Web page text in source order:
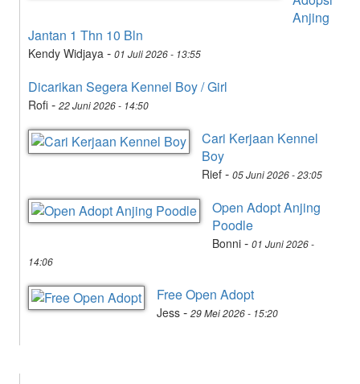
Anjing
Jantan 1 Thn 10 Bln
Kendy Widjaya - 01 Juli 2026 - 13:55
Dicarikan Segera Kennel Boy / Girl
Rofi - 22 Juni 2026 - 14:50
Cari Kerjaan Kennel
Boy
Rief - 05 Juni 2026 - 23:05
Open Adopt Anjing
Poodle
Bonni - 01 Juni 2026 -
14:06
Free Open Adopt
Jess - 29 Mei 2026 - 15:20